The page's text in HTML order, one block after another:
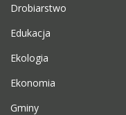
Drobiarstwo
Edukacja
Ekologia
Ekonomia
Gminy